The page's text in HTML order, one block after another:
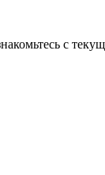
с